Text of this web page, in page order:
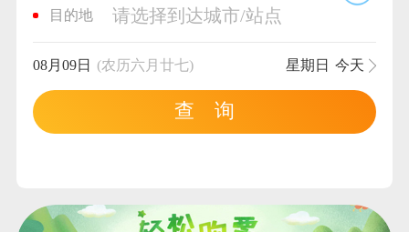
目的地 请选择到达城市/站点
08月09日 (农历六月廿七) 星期日 今天
查 询